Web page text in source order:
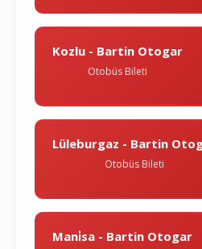
Kozlu - Bartin Otogar
Otobüs Bileti
Lüleburgaz - Bartin
Otobüs Bileti
Mani̇sa - Bartin Otogar